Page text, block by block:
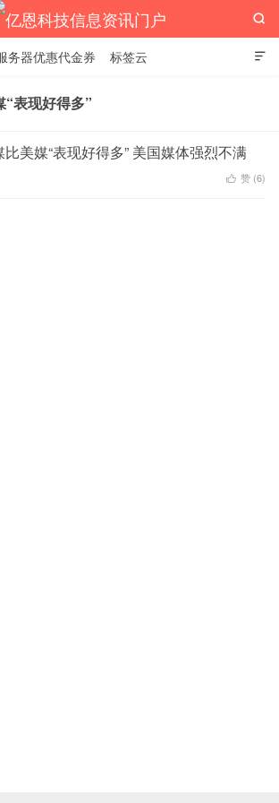
恩科技信息资讯门户

务器优惠代金券 标签云

表现好得多”
美媒“表现好得多” 美国媒体强烈不满
 赞 (6)